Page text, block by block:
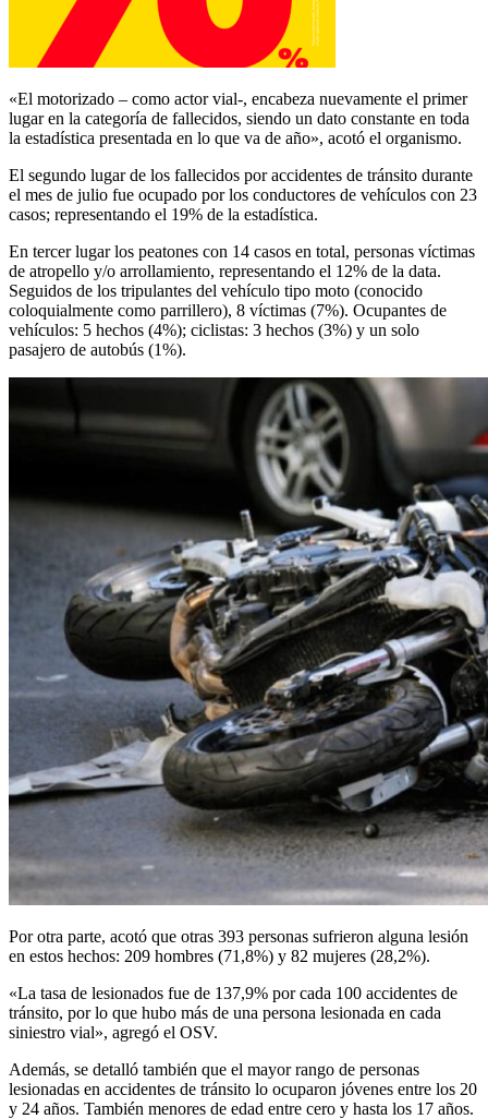
«El motorizado – como actor vial-, encabeza nuevamente el primer
lugar en la categoría de fallecidos, siendo un dato constante en toda
la estadística presentada en lo que va de año», acotó el organismo.
El segundo lugar de los fallecidos por accidentes de tránsito durante
el mes de julio fue ocupado por los conductores de vehículos con 23
casos; representando el 19% de la estadística.
En tercer lugar los peatones con 14 casos en total, personas víctimas
de atropello y/o arrollamiento, representando el 12% de la data.
Seguidos de los tripulantes del vehículo tipo moto (conocido
coloquialmente como parrillero), 8 víctimas (7%). Ocupantes de
vehículos: 5 hechos (4%); ciclistas: 3 hechos (3%) y un solo
pasajero de autobús (1%).
Por otra parte, acotó que otras 393 personas sufrieron alguna lesión
en estos hechos: 209 hombres (71,8%) y 82 mujeres (28,2%).
«La tasa de lesionados fue de 137,9% por cada 100 accidentes de
tránsito, por lo que hubo más de una persona lesionada en cada
siniestro vial», agregó el OSV.
Además, se detalló también que el mayor rango de personas
lesionadas en accidentes de tránsito lo ocuparon jóvenes entre los 20
y 24 años. También menores de edad entre cero y hasta los 17 años.